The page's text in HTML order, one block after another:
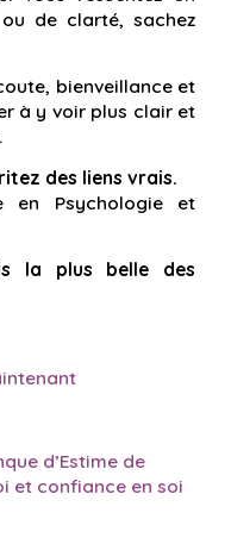
de clarté, sachez
bienveillance et
à y voir plus clair et
des liens vrais.
en Psychologie et
la plus belle des
d’Estime de
et confiance en soi